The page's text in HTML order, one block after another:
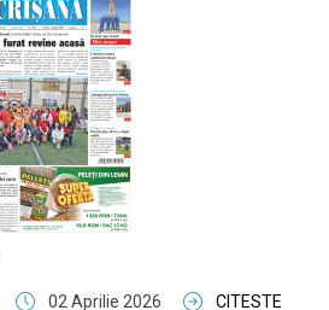
02 Aprilie 2026 CITESTE